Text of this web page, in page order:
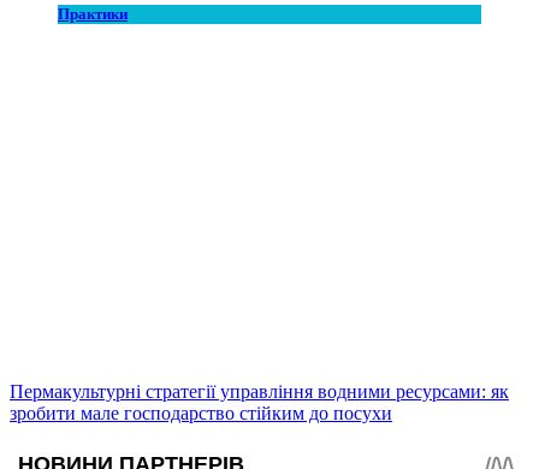
Практики
Пермакультурні стратегії управління водними ресурсами: як
зробити мале господарство стійким до посухи